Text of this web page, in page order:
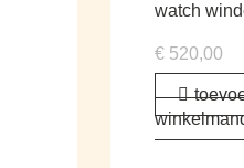
watch
€ 520,00